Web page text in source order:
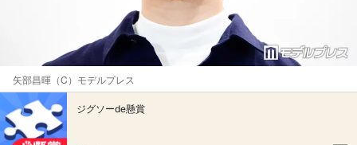
矢部昌暉（C）モデルプレス
ジグソーde懸賞